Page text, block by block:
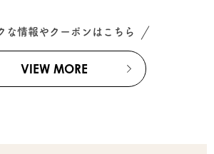
な情報やクーポンはこちら
VIEW MORE